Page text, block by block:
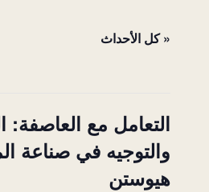
« كل الأحداث
التعامل مع العاصفة:
والتوجيه في صناعة
هيوستن